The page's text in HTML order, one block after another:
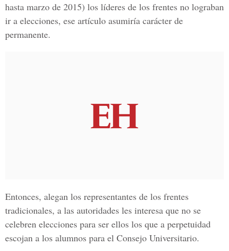
hasta marzo de 2015) los líderes de los frentes no lograban
ir a elecciones, ese artículo asumiría carácter de
permanente.
Entonces, alegan los representantes de los frentes
tradicionales, a las autoridades les interesa que no se
celebren elecciones para ser ellos los que a perpetuidad
escojan a los alumnos para el Consejo Universitario.